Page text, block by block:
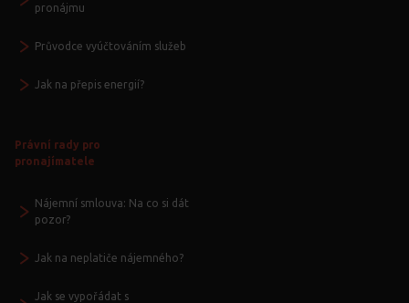
pronájmu
Průvodce vyúčtováním služeb
Jak na přepis energií?
Právní rady pro
pronajímatele
Nájemní smlouva: Na co si dát
pozor?
Jak na neplatiče nájemného?
Jak se vypořádat s